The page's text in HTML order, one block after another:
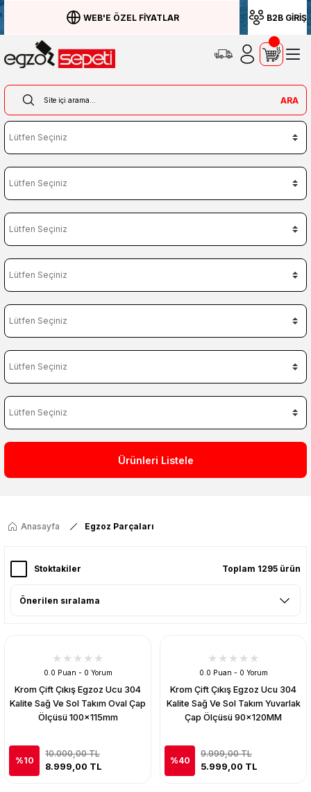
WEB'E ÖZEL FİYATLAR B2B GİRİŞ
ARA
Ürünleri Listele
Anasayfa Egzoz Parçaları
Stoktakiler Toplam 1295 ürün
0.0 Puan - 0 Yorum
Krom Çift Çıkış Egzoz Ucu 304
Kalite Sağ Ve Sol Takım Oval Çap
Ölçüsü 100x115mm
%10
10.000,00 TL
8.999,00 TL
0.0 Puan - 0 Yorum
Krom Çift Çıkış Egzoz Ucu 304
Kalite Sağ Ve Sol Takım Yuvarlak
Çap Ölçüsü 90x120MM
%40
9.999,00 TL
5.999,00 TL